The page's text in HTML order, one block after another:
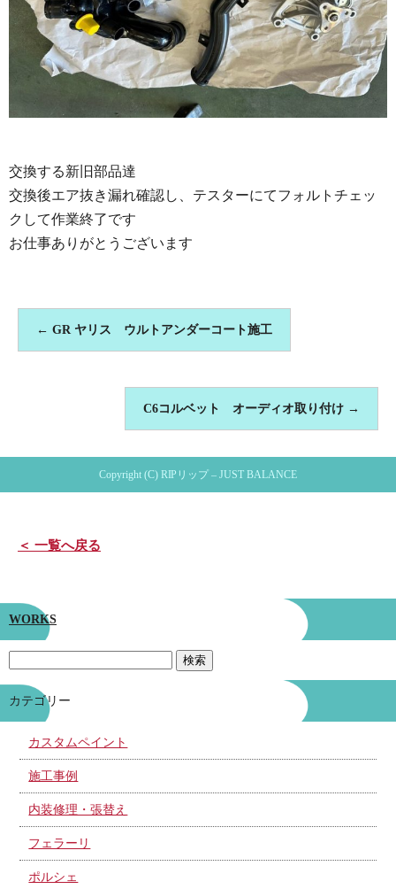
交換する新旧部品達
交換後エア抜き漏れ確認し、テスターにてフォルトチェッ
クして作業終了です
お仕事ありがとうございます
← GR ヤリス ウルトアンダーコート施工
C6コルベット オーディオ取り付け →
Copyright (C) RIPリップ – JUST BALANCE
＜ 一覧へ戻る
WORKS
カテゴリー
カスタムペイント
施工事例
内装修理・張替え
フェラーリ
ポルシェ